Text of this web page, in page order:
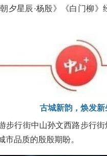
夕星辰·杨殷》《白门柳
古城新韵，焕发新
步行街中山孙文西路步行
市品质的殷殷期盼。